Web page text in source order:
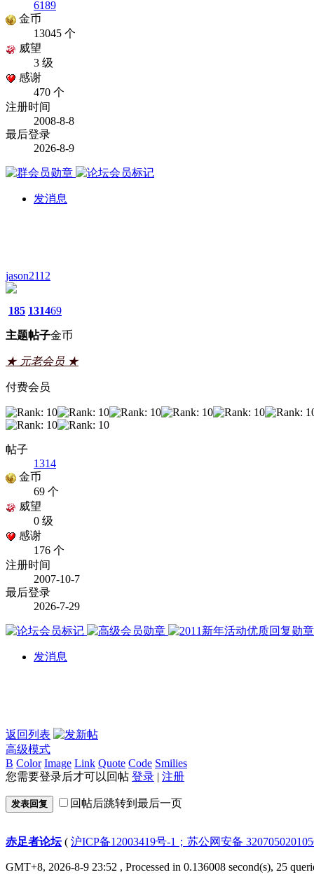
6189
金币
13045 个
威望
3 级
感谢
470 个
注册时间
2008-8-8
最后登录
2026-8-9
发消息
jason2112
185
主题
1314
帖子
69
金币
★ 元老会员 ★
付费会员
帖子
1314
金币
69 个
威望
0 级
感谢
176 个
注册时间
2007-10-7
最后登录
2026-7-29
发消息
返回列表
高级模式
B Color Image Link Quote Code Smilies
您需要登录后才可以回帖 登录 | 注册
发表回复 回帖后跳转到最后一页
赤足者论坛( 沪ICP备12003419号-1；苏公网安备
GMT+8, 2026-8-9 23:52 , Processed in 0.136008 second(s), 25